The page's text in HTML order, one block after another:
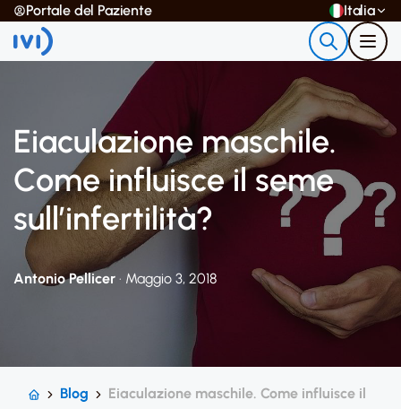
Portale del Paziente Italia
Eiaculazione maschile.
Come influisce il seme
sull’infertilità?
Antonio Pellicer · Maggio 3, 2018
Blog
Eiaculazione maschile. Come influisce il